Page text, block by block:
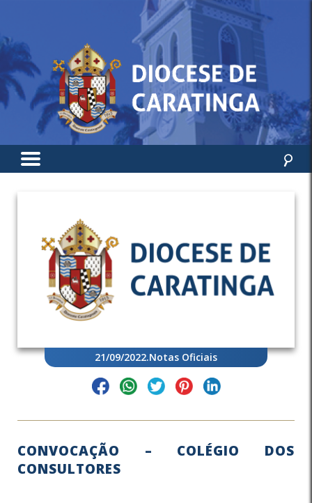
21/09/2022.Notas Oficiais
CONVOCAÇÃO – COLÉGIO DOS
CONSULTORES